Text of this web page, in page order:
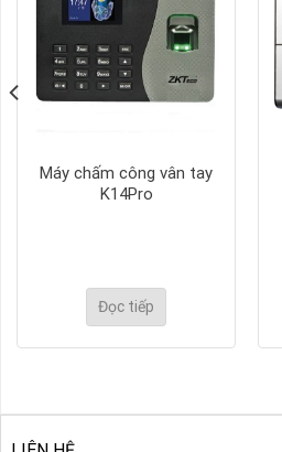
Máy chấm công vân tay
K14Pro
Đọc tiếp